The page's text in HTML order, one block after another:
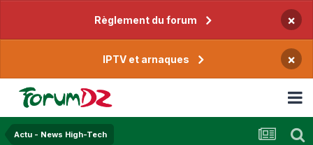
Règlement du forum ×
IPTV et arnaques ×
Actu - News High-Tech